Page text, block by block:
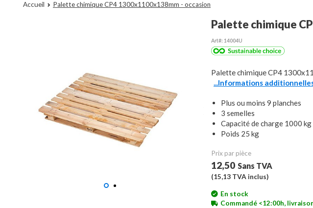
Accueil Palette chimique CP4 1300x1100x138mm - occasion
Palette chimique
Art#: 14004U
Palette chimique CP4
...Informations
Plus ou moins 9 planches
3 semelles
Capacité de charge 1000 kg
Poids 25 kg
Prix ​​par pièce
12,50 Sans TVA
(15,13 TVA inclus)
En stock
Commandé <12:00h,